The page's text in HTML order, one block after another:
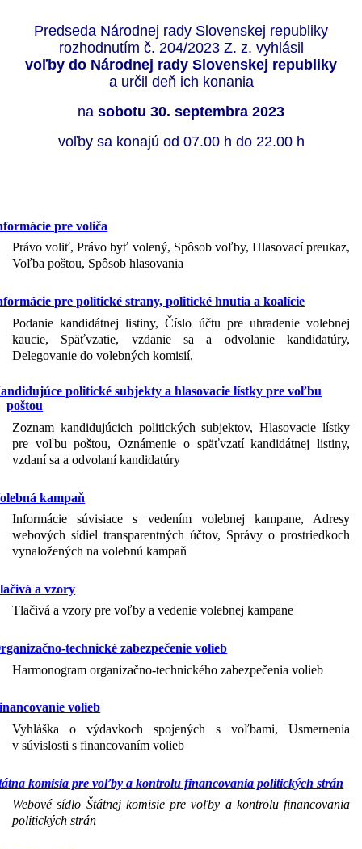
Predseda Národnej rady Slovenskej republiky
rozhodnutím č. 204/2023 Z. z. vyhlásil
voľby do Národnej rady Slovenskej republiky
a určil deň ich konania
na sobotu 30. septembra 2023
voľby sa konajú od 07.00 h do 22.00 h
pre voliča
Právo voliť, Právo byť volený, Spôsob voľby, Hlasovací preukaz,
Voľba poštou, Spôsob hlasovania
pre politické strany, politické hnutia a koalície
Podanie kandidátnej listiny, Číslo účtu pre uhradenie volebnej
kaucie, Späťvzatie, vzdanie sa a odvolanie kandidatúry,
Delegovanie do volebných komisií,
politické subjekty a hlasovacie lístky pre voľbu
poštou
Zoznam kandidujúcich politických subjektov, Hlasovacie lístky
pre voľbu poštou, Oznámenie o späťvzatí kandidátnej listiny,
vzdaní sa a odvolaní kandidatúry
kampaň
Informácie súvisiace s vedením volebnej kampane, Adresy
webových sídiel transparentných účtov, Správy o prostriedkoch
vynaložených na volebnú kampaň
a vzory
Tlačivá a vzory pre voľby a vedenie volebnej kampane
technické zabezpečenie volieb
Harmonogram organizačno-technického zabezpečenia volieb
volieb
Vyhláška o výdavkoch spojených s voľbami, Usmernenia
v súvislosti s financovaním volieb
komisia pre voľby a kontrolu financovania politických strán
Webové sídlo Štátnej komisie pre voľby a kontrolu financovania
politických strán